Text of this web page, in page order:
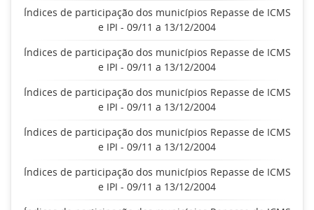
Índices de participação dos municípios Repasse de ICMS
e IPI - 09/11 a 13/12/2004
Índices de participação dos municípios Repasse de ICMS
e IPI - 09/11 a 13/12/2004
Índices de participação dos municípios Repasse de ICMS
e IPI - 09/11 a 13/12/2004
Índices de participação dos municípios Repasse de ICMS
e IPI - 09/11 a 13/12/2004
Índices de participação dos municípios Repasse de ICMS
e IPI - 09/11 a 13/12/2004